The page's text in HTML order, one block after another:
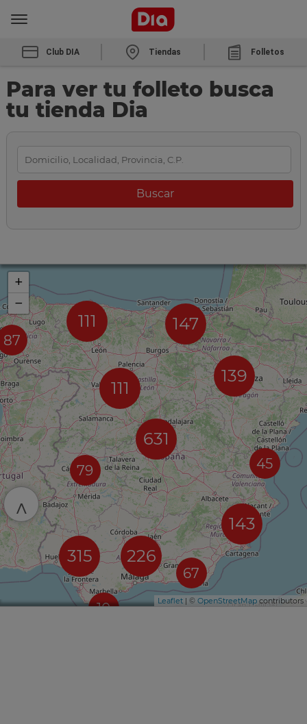
Club DIA Tiendas Folletos
Para ver tu folleto busca
tu tienda Dia
87
111 147
111
79
631
10
226
315
139
67
45
143
+
−
Leaflet | © OpenStreetMap contributors
^